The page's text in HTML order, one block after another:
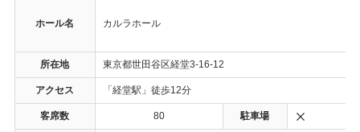
ホール名 カルラホール
所在地 東京都世田谷区経堂3-16-12
アクセス 「経堂駅」徒歩12分
客席数 80 駐車場